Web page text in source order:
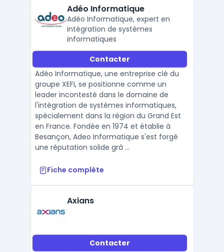
Adéo Informatique
Adéo Informatique, expert en
intégration de systèmes
informatiques
Contacter
Adéo Informatique, une entreprise clé du
groupe XEFI, se positionne comme un
leader incontesté dans le domaine de
l'intégration de systèmes informatiques,
spécialement dans la région du Grand Est
en France. Fondée en 1974 et établie à
Besançon, Adeo Informatique s'est forgé
une réputation solide grâ ...
Fiche complète
Axians
Contacter